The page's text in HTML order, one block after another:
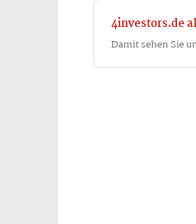
4investors.de
Damit sehen Sie